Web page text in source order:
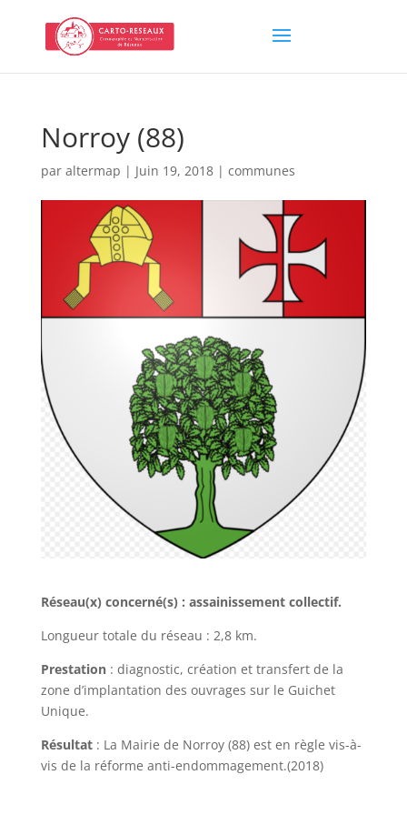
Norroy (88)
par altermap | Juin 19, 2018| communes
Réseau(x) concerné(s) : assainissement collectif.
Longueur totale du réseau : 2,8 km.
Prestation: diagnostic, création et transfert de la
zone d’implantation des ouvrages sur le Guichet
Unique.
Résultat: La Mairie de Norroy (88) est en règle vis-à-
vis de la réforme anti-endommagement.(2018)